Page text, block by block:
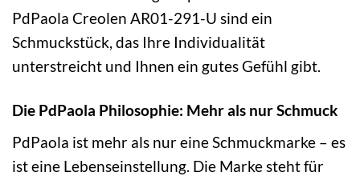
PdPaola Creolen AR01-291-U sind ein
Schmuckstück, das Ihre Individualität
unterstreicht und Ihnen ein gutes Gefühl gibt.
Die PdPaola Philosophie: Mehr als nur Schmuck
PdPaola ist mehr als nur eine Schmuckmarke – es
ist eine Lebenseinstellung. Die Marke steht für